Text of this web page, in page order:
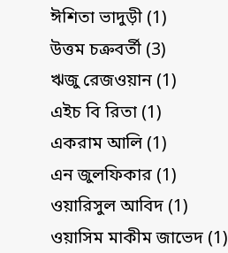
ঈশিতা ভাদুড়ী (1)
উত্তম চক্রবর্তী (3)
ঋজু রেজওয়ান (1)
এইচ বি রিতা (1)
একরাম আলি (1)
এন জুলফিকার (1)
ওয়ারিসুল আবিদ (1)
ওয়াসিম মাকীম জাভেদ (1)